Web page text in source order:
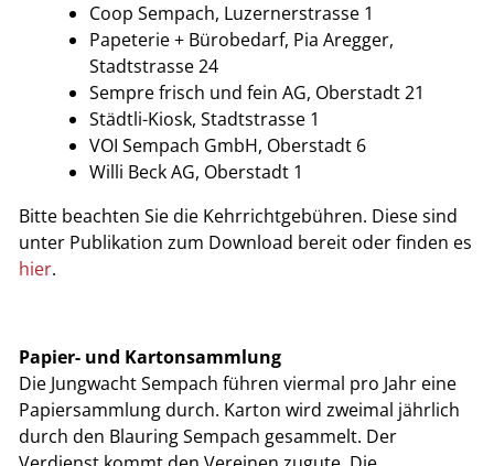
Coop Sempach, Luzernerstrasse 1
Papeterie + Bürobedarf, Pia Aregger,
Stadtstrasse 24
Sempre frisch und fein AG, Oberstadt 21
Städtli-Kiosk, Stadtstrasse 1
VOI Sempach GmbH, Oberstadt 6
Willi Beck AG, Oberstadt 1
Bitte beachten Sie die Kehrrichtgebühren. Diese sind
unter Publikation zum Download bereit oder finden es
hier.
Papier- und Kartonsammlung
Die Jungwacht Sempach führen viermal pro Jahr eine
Papiersammlung durch. Karton wird zweimal jährlich
durch den Blauring Sempach gesammelt. Der